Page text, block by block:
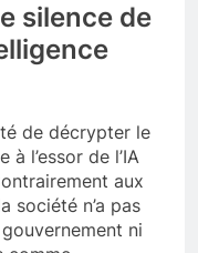
silence de
de décrypter le
l’essor de l’IA
aux
société n’a pas
ni